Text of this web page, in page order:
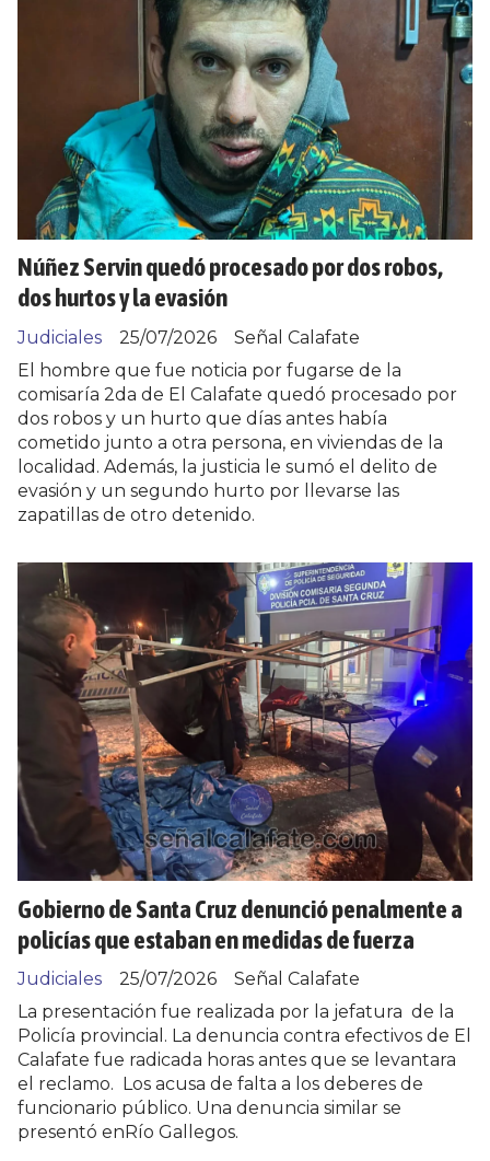
Núñez Servin quedó procesado por dos robos,
dos hurtos y la evasión
Señal Calafate
Judiciales
25/07/2026
El hombre que fue noticia por fugarse de la
comisaría 2da de El Calafate quedó procesado por
dos robos y un hurto que días antes había
cometido junto a otra persona, en viviendas de la
localidad. Además, la justicia le sumó el delito de
evasión y un segundo hurto por llevarse las
zapatillas de otro detenido.
Gobierno de Santa Cruz denunció penalmente a
policías que estaban en medidas de fuerza
Señal Calafate
Judiciales
25/07/2026
La presentación fue realizada por la jefatura de la
Policía provincial. La denuncia contra efectivos de El
Calafate fue radicada horas antes que se levantara
el reclamo. Los acusa de falta a los deberes de
funcionario público. Una denuncia similar se
presentó enRío Gallegos.